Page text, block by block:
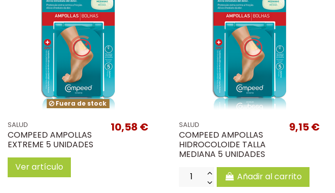
Fuera de stock
SALUD
COMPEED AMPOLLAS
EXTREME 5 UNIDADES
10,58 €
Ver artículo
SALUD
COMPEED AMPOLLAS
HIDROCOLOIDE TALLA
MEDIANA 5 UNIDADES
9,15 €
Añadir al carrito